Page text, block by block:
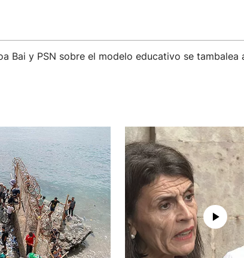
Bai y PSN sobre el modelo educativo se tambalea